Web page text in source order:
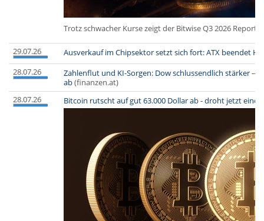
Trotz schwacher Kurse zeigt der Bitwise Q3 2026
29.07.26
Ausverkauf im Chipsektor setzt sich fort: ATX beendet
28.07.26
Zahlenflut und KI-Sorgen: Dow schlussendlich stärker --
ab(finanzen.at)
28.07.26
Bitcoin rutscht auf gut 63.000 Dollar ab - droht jetzt eine